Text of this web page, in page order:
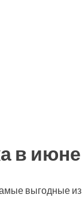
в июне
выгодные из